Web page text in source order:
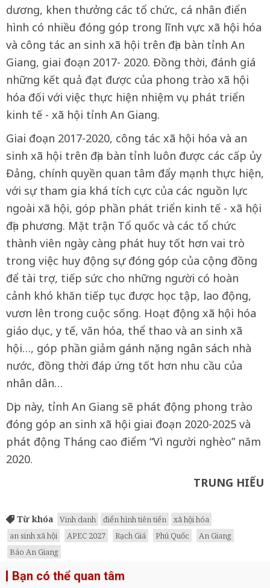
dương, khen thưởng các tổ chức, cá nhân điển
hình có nhiều đóng góp trong lĩnh vực xã hội hóa
và công tác an sinh xã hội trên địa bàn tỉnh An
Giang, giai đoạn 2017- 2020. Đồng thời, đánh giá
những kết quả đạt được của phong trào xã hội
hóa đối với việc thực hiện nhiệm vụ phát triển
kinh tế - xã hội tỉnh An Giang.
Giai đoạn 2017-2020, công tác xã hội hóa và an
sinh xã hội trên địa bàn tỉnh luôn được các cấp ủy
Đảng, chính quyền quan tâm đẩy mạnh thực hiện,
với sự tham gia khá tích cực của các nguồn lực
ngoài xã hội, góp phần phát triển kinh tế - xã hội
địa phương. Mặt trận Tổ quốc và các tổ chức
thành viên ngày càng phát huy tốt hơn vai trò
trong việc huy động sự đóng góp của cộng đồng
để tài trợ, tiếp sức cho những người có hoàn
cảnh khó khăn tiếp tục được học tập, lao động,
vươn lên trong cuộc sống. Hoạt động xã hội hóa
giáo dục, y tế, văn hóa, thể thao và an sinh xã
hội…, góp phần giảm gánh nặng ngân sách nhà
nước, đồng thời đáp ứng tốt hơn nhu cầu của
nhân dân…
Dịp này, tỉnh An Giang sẽ phát động phong trào
đóng góp an sinh xã hội giai đoạn 2020-2025 và
phát động Tháng cao điểm “Vì người nghèo” năm
2020.
TRUNG HIẾU
Từ khóa Vinh danh điển hình tiên tiến
xã hội hóa
an sinh xã hội
APEC 2027 Rạch Giá Phú Quốc
An Giang
Báo An Giang
Bạn có thể quan tâm